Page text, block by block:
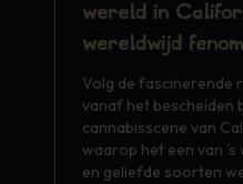
wereld in
wereldwijd
Volg de fascinerende
vanaf het bescheiden
cannabisscene van
waarop het een van 's
en geliefde soorten